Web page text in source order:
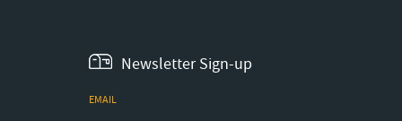
Newsletter Sign-up
EMAIL